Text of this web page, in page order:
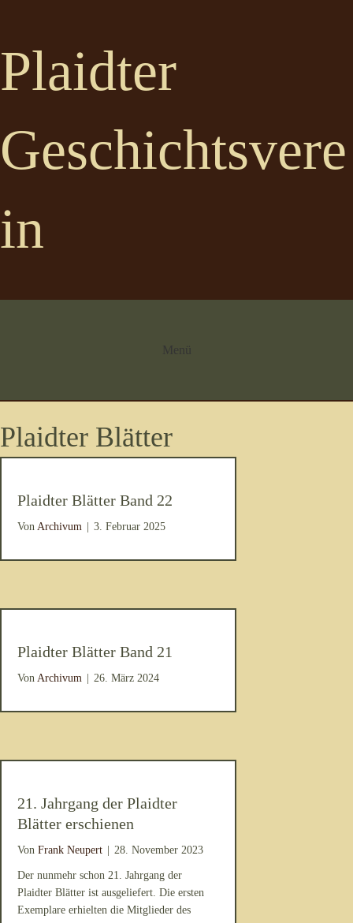
Plaidter
Geschichtsvere
in
Menü
Plaidter Blätter
Plaidter Blätter Band 22
Von Archivum 3. Februar 2025
Plaidter Blätter Band 21
Von Archivum 26. März 2024
21. Jahrgang der Plaidter
Blätter erschienen
Von Frank Neupert 28. November 2023
Der nunmehr schon 21. Jahrgang der
Plaidter Blätter ist ausgeliefert. Die ersten
Exemplare erhielten die Mitglieder des